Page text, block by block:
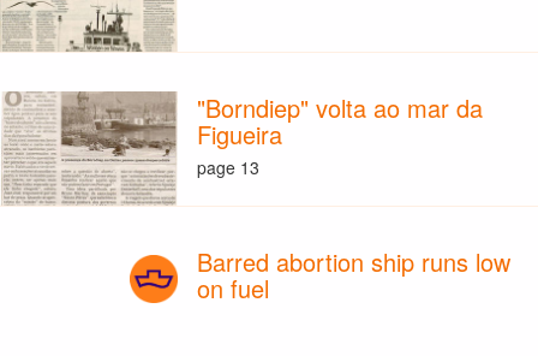
"Borndiep" volta ao mar da
Figueira
page 13
Barred abortion ship runs low
on fuel